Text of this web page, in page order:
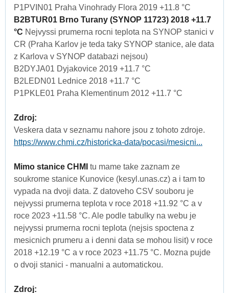
P1PVIN01 Praha Vinohrady Flora 2019 +11.8 °C
B2BTUR01 Brno Turany (SYNOP 11723) 2018 +11.7
°C Nejvyssi prumerna rocni teplota na SYNOP stanici v
CR (Praha Karlov je teda taky SYNOP stanice, ale data
z Karlova v SYNOP databazi nejsou)
B2DYJA01 Dyjakovice 2019 +11.7 °C
B2LEDN01 Lednice 2018 +11.7 °C
P1PKLE01 Praha Klementinum 2012 +11.7 °C
Zdroj:
Veskera data v seznamu nahore jsou z tohoto zdroje.
https://www.chmi.cz/historicka-data/pocasi/mesicni...
Mimo stanice CHMI tu mame take zaznam ze
soukrome stanice Kunovice (kesyl.unas.cz) a i tam to
vypada na dvoji data. Z datoveho CSV souboru je
nejvyssi prumerna teplota v roce 2018 +11.92 °C a v
roce 2023 +11.58 °C. Ale podle tabulky na webu je
nejvyssi prumerna rocni teplota (nejsis spoctena z
mesicnich prumeru a i denni data se mohou lisit) v roce
2018 +12.19 °C a v roce 2023 +11.75 °C. Mozna pujde
o dvoji stanici - manualni a automatickou.
Zdroj: